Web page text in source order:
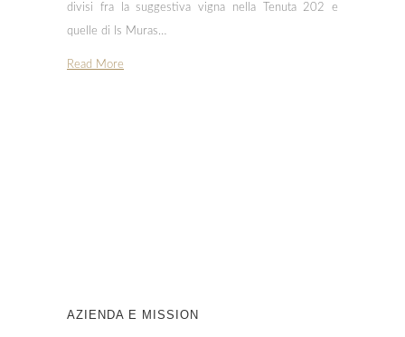
divisi fra la suggestiva vigna nella Tenuta 202 e
quelle di Is Muras…
Read More
AZIENDA E MISSION